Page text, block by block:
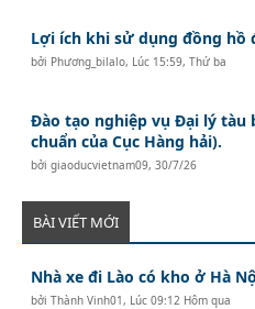
Lợi ích khi sử dụng đồng hồ
bởi Phương_bilalo, Lúc 15:59, Thứ ba
Đào tạo nghiệp vụ Đại lý tàu
chuẩn của Cục Hàng hải).
bởigiaoducvietnam09,30/7/26
BÀI VIẾT MỚI
Nhà xe đi Lào có kho ở Hà
bởiThành Vinh01 , Lúc 09:12 Hôm qua